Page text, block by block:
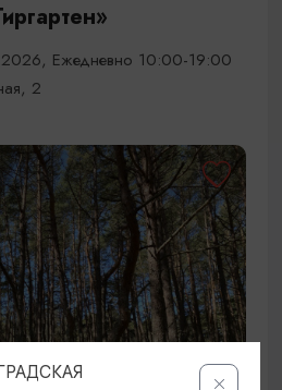
Ежедневно 10:00-19:00
2